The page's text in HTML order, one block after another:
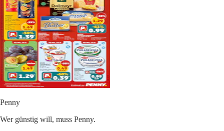
Penny
Wer günstig will, muss Penny.